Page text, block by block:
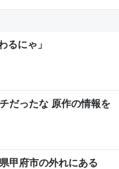
るにゃ」
だったな 原作の情報を
甲府市の外れにある